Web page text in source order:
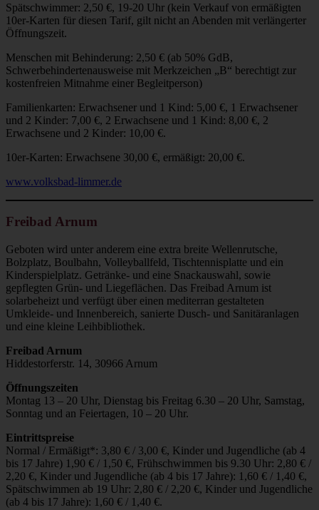
Spätschwimmer: 2,50 €, 19-20 Uhr (kein Verkauf von ermäßigten
10er-Karten für diesen Tarif, gilt nicht an Abenden mit verlängerter
Öffnungszeit.
Menschen mit Behinderung: 2,50 € (ab 50% GdB,
Schwerbehindertenausweise mit Merkzeichen „B“ berechtigt zur
kostenfreien Mitnahme einer Begleitperson)
Familienkarten: Erwachsener und 1 Kind: 5,00 €, 1 Erwachsener
und 2 Kinder: 7,00 €, 2 Erwachsene und 1 Kind: 8,00 €, 2
Erwachsene und 2 Kinder: 10,00 €.
10er-Karten: Erwachsene 30,00 €, ermäßigt: 20,00 €.
www.volksbad-limmer.de
Freibad Arnum
Geboten wird unter anderem eine extra breite Wellenrutsche,
Bolzplatz, Boulbahn, Volleyballfeld, Tischtennisplatte und ein
Kinderspielplatz. Getränke- und eine Snackauswahl, sowie
gepflegten Grün- und Liegeflächen. Das Freibad Arnum ist
solarbeheizt und verfügt über einen mediterran gestalteten
Umkleide- und Innenbereich, sanierte Dusch- und Sanitäranlagen
und eine kleine Leihbibliothek.
Freibad Arnum
Hiddestorferstr. 14, 30966 Arnum
Öffnungszeiten
Montag 13 – 20 Uhr, Dienstag bis Freitag 6.30 – 20 Uhr, Samstag,
Sonntag und an Feiertagen, 10 – 20 Uhr.
Eintrittspreise
Normal / Ermäßigt*: 3,80 € / 3,00 €, Kinder und Jugendliche (ab 4
bis 17 Jahre) 1,90 € / 1,50 €, Frühschwimmen bis 9.30 Uhr: 2,80 € /
2,20 €, Kinder und Jugendliche (ab 4 bis 17 Jahre): 1,60 € / 1,40 €,
Spätschwimmen ab 19 Uhr: 2,80 € / 2,20 €, Kinder und Jugendliche
(ab 4 bis 17 Jahre): 1,60 € / 1,40 €.